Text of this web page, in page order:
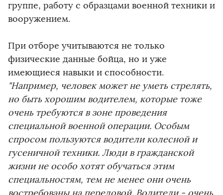
группе, работу с образцами военной техники и
вооружением.
При отборе учитываются не только
физические данные бойца, но и уже
имеющиеся навыки и способности.
"Например, человек может не уметь стрелять,
но быть хорошим водителем, которые тоже
очень требуются в зоне проведения
специальной военной операции. Особым
спросом пользуются водители колесной и
гусеничной техники. Люди в гражданской
жизни не особо хотят обучаться этим
специальностям, тем не менее они очень